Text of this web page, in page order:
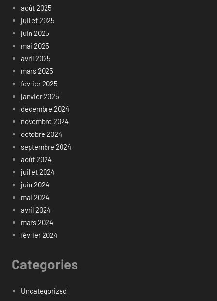
août 2025
juillet 2025
juin 2025
mai 2025
avril 2025
mars 2025
février 2025
janvier 2025
décembre 2024
novembre 2024
octobre 2024
septembre 2024
août 2024
juillet 2024
juin 2024
mai 2024
avril 2024
mars 2024
février 2024
Categories
Uncategorized